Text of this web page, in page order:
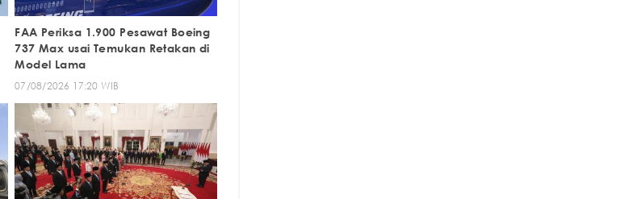
FAA Periksa 1.900 Pesawat Boeing
737 Max usai Temukan Retakan di
Model Lama
07/08/2026 17:20 WIB